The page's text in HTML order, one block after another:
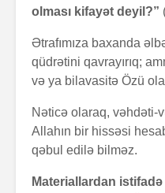
olması kifayət deyil?”
Ətrafımıza baxanda
qüdrətini qavrayırıq;
və ya bilavasitə Özü
Nəticə olaraq, vəhdəti-
Allahın bir hissəsi
qəbul edilə bilməz.
Materiallardan istifadə